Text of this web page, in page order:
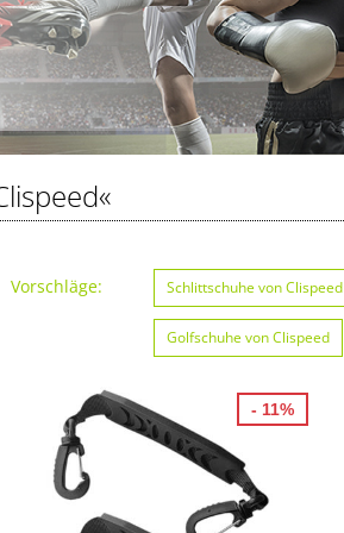
Vorschläge: Schlittschuhe von Clispeed
Golfschuhe von Clispeed
- 11%